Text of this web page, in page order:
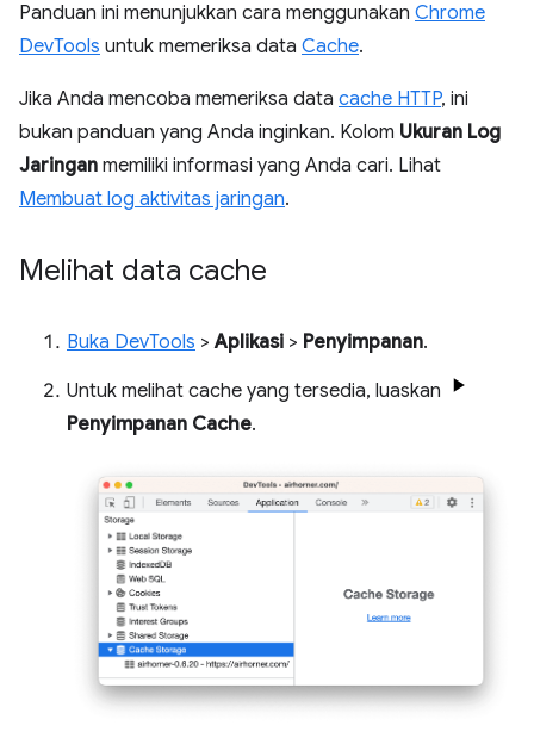
Panduan ini menunjukkan cara menggunakan Chrome
DevTools untuk memeriksa data Cache.
Jika Anda mencoba memeriksa data cache HTTP, ini
bukan panduan yang Anda inginkan. Kolom Ukuran Log
Jaringan memiliki informasi yang Anda cari. Lihat
Membuat log aktivitas jaringan.
Melihat data cache
Buka DevTools >Aplikasi > Penyimpanan.
Untuk melihat cache yang tersedia, luaskan
Penyimpanan Cache.